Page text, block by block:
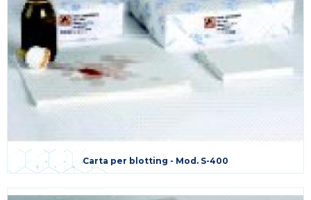
Carta per blotting - Mod. S-400